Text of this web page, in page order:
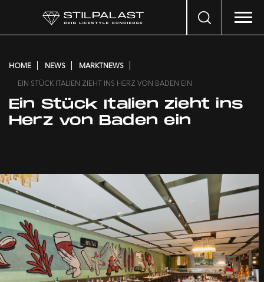
Search
HOME NEWS
MARKTNEWS
EIN STÜCK ITALIEN ZIEHT INS HERZ VON BADEN EIN
Ein Stück Italien zieht ins
Herz von Baden ein